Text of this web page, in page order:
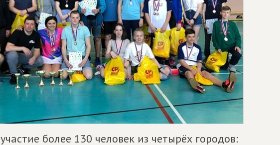
более 130 человек из четырёх городов: